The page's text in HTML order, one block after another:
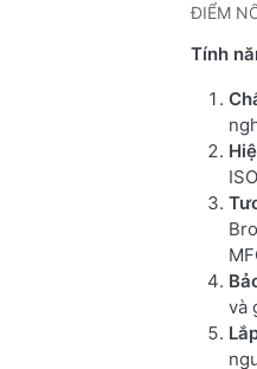
ĐIỂM
Tính
và